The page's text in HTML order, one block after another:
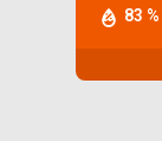
83 %